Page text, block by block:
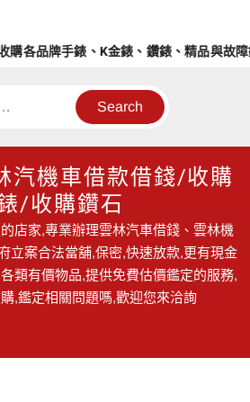
各品牌手錶、K金錶、鑽錶、精品與故障錶
汽機車借款借錢/收購
/收購鑽石
店家,專業辦理雲林汽車借錢、雲林機
立案合法當舖,保密,快速放款,更有現金
類有價物品,提供免費估價鑑定的服務,
,鑑定相關問題嗎,歡迎您來洽詢